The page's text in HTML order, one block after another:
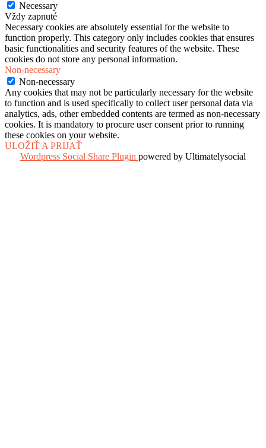
Necessary
Vždy zapnuté
Necessary cookies are absolutely essential for the website to
function properly. This category only includes cookies that ensures
basic functionalities and security features of the website. These
cookies do not store any personal information.
Non-necessary
Non-necessary
Any cookies that may not be particularly necessary for the website
to function and is used specifically to collect user personal data via
analytics, ads, other embedded contents are termed as non-necessary
cookies. It is mandatory to procure user consent prior to running
these cookies on your website.
ULOŽIŤ A PRIJAŤ
Wordpress Social Share Plugin powered by Ultimatelysocial